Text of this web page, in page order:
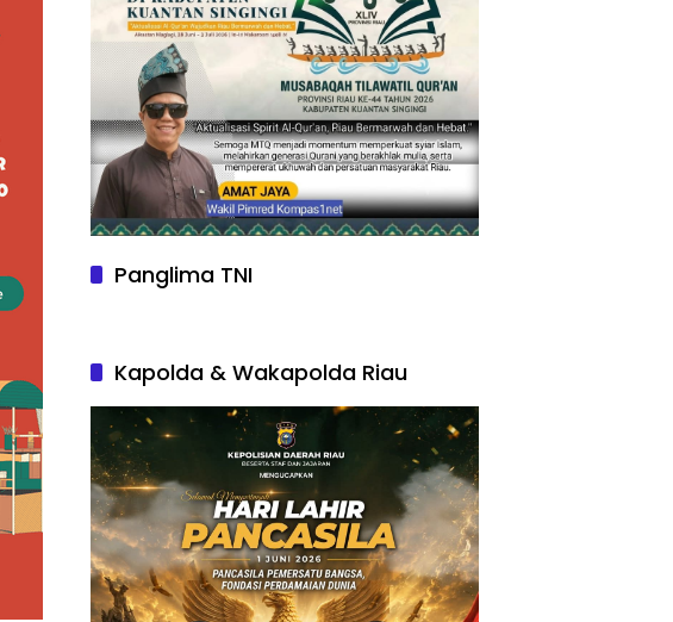
Panglima TNI
Kapolda & Wakapolda Riau